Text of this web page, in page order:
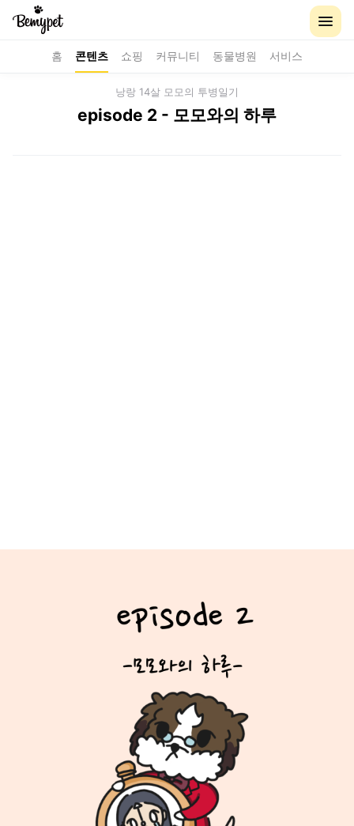
홈 콘텐츠 쇼핑 커뮤니티 동물병원 서비스
낭랑 14살 모모의 투병일기
episode 2 - 모모와의 하루